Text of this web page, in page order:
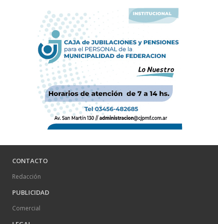
CONTACTO
Redacción
PUBLICIDAD
Comercial